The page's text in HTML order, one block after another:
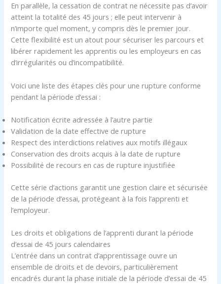
En parallèle, la cessation de contrat ne nécessite pas d’avoir
atteint la totalité des 45 jours ; elle peut intervenir à
n’importe quel moment, y compris dès le premier jour.
Cette flexibilité est un atout pour sécuriser les parcours et
libérer rapidement les apprentis ou les employeurs en cas
d’irrégularités ou d’incompatibilité.
Voici une liste des étapes clés pour une rupture conforme
pendant la période d’essai :
Notification écrite adressée à l’autre partie
Validation de la date effective de rupture
Respect des interdictions relatives aux motifs illégaux
Conservation des droits acquis à la date de rupture
Possibilité de recours en cas de rupture injustifiée
Cette série d’actions garantit une gestion claire et sécurisée
de la période d’essai, protégeant à la fois l’apprenti et
l’employeur.
Les droits et obligations de l’apprenti durant la période
d’essai de 45 jours calendaires
L’entrée dans un contrat d’apprentissage ouvre un
ensemble de droits et de devoirs, particulièrement
encadrés durant la phase initiale de la période d’essai de 45